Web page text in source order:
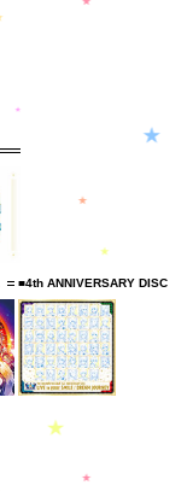
■4th ANNIVERSARY DISC